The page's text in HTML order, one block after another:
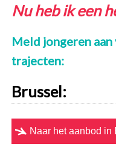
Nu heb ik een
Meld jongeren
trajecten:
Brussel:
Naar het aanbod in